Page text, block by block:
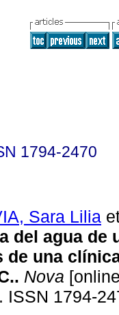
1794-2470
Sara Lilia
del agua de
de una
. Nova
ISSN 1794-